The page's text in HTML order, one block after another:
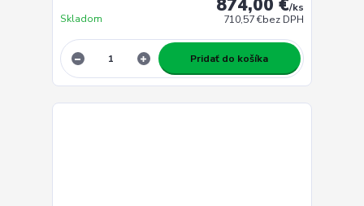
874,00 €/ks
710,57 €bez DPH
Skladom
Pridať do košíka